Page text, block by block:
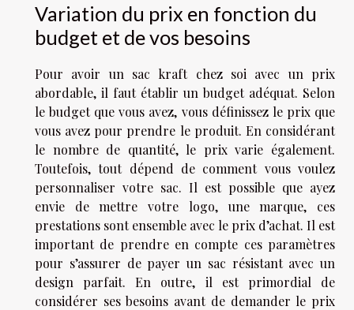
Variation du prix en fonction du
budget et de vos besoins
Pour avoir un sac kraft chez soi avec un prix
abordable, il faut établir un budget adéquat. Selon
le budget que vous avez, vous définissez le prix que
vous avez pour prendre le produit. En considérant
le nombre de quantité, le prix varie également.
Toutefois, tout dépend de comment vous voulez
personnaliser votre sac. Il est possible que ayez
envie de mettre votre logo, une marque, ces
prestations sont ensemble avec le prix d’achat. Il est
important de prendre en compte ces paramètres
pour s’assurer de payer un sac résistant avec un
design parfait. En outre, il est primordial de
considérer ses besoins avant de demander le prix